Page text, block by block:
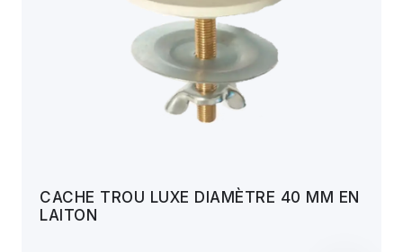
CACHE TROU LUXE DIAMÈTRE 40 MM EN
LAITON